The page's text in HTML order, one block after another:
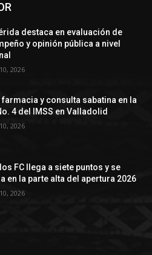
destaca en evaluación de
y opinión pública a nivel
2026
farmacia y consulta sabatina en la
4 del IMSS en Valladolid
2026
FC llega a siete puntos y se
en la parte alta del apertura 2026
2026